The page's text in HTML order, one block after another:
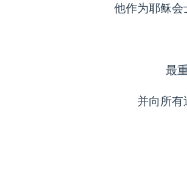
他作为耶稣会
最
并向所有